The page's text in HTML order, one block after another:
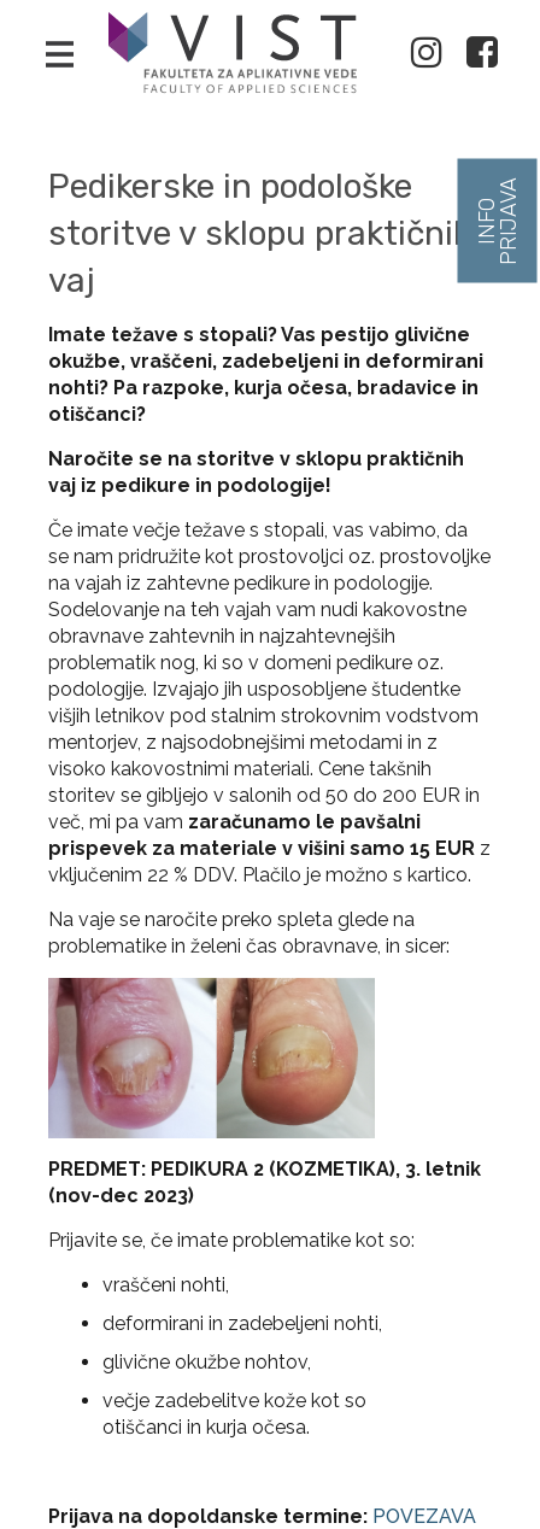
Pedikerske in podološke
storitve v sklopu praktičnih
vaj
Imate težave s stopali? Vas pestijo glivične
okužbe, vraščeni, zadebeljeni in deformirani
nohti? Pa razpoke, kurja očesa, bradavice in
otiščanci?
Naročite se na storitve v sklopu praktičnih
vaj iz pedikure in podologije!
Če imate večje težave s stopali, vas vabimo, da
se nam pridružite kot prostovoljci oz. prostovoljke
na vajah iz zahtevne pedikure in podologije.
Sodelovanje na teh vajah vam nudi kakovostne
obravnave zahtevnih in najzahtevnejših
problematik nog, ki so v domeni pedikure oz.
podologije. Izvajajo jih usposobljene študentke
višjih letnikov pod stalnim strokovnim vodstvom
mentorjev, z najsodobnejšimi metodami in z
visoko kakovostnimi materiali. Cene takšnih
storitev se gibljejo v salonih od 50 do 200 EUR in
več, mi pa vam zaračunamo le pavšalni
prispevek za materiale v višini samo 15 EUR z
vključenim 22 % DDV. Plačilo je možno s kartico.
Na vaje se naročite preko spleta glede na
problematike in želeni čas obravnave, in sicer:
PREDMET: PEDIKURA 2 (KOZMETIKA), 3. letnik
(nov-dec 2023)
Prijavite se, če imate problematike kot so:
vraščeni nohti,
deformirani in zadebeljeni nohti,
glivične okužbe nohtov,
večje zadebelitve kože kot so
otiščanci in kurja očesa.
Prijava na dopoldanske termine: POVEZAVA